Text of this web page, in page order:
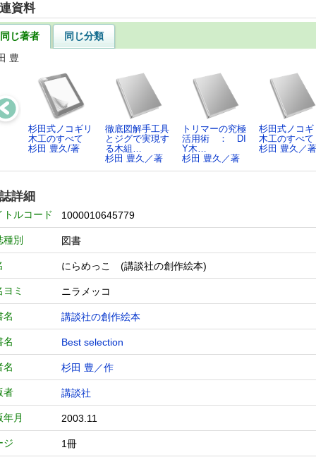
資料
同じ著者
同じ分類
豊
杉田式ノコギリ
木工のすべて
杉田 豊久/著
徹底図解手工具
とジグで実現す
る木組…
杉田 豊久／著
トリマーの究極
活用術 ： DI
Y木…
杉田 豊久／著
杉田式ノコギ
木工のすべて
杉田 豊久／著
詳細
トルコード 1000010645779
種別 図書
にらめっこ (講談社の創作絵本)
ヨミ ニラメッコ
名 講談社の創作絵本
名 Best selection
名 杉田 豊／作
者 講談社
年月 2003.11
ジ 1冊